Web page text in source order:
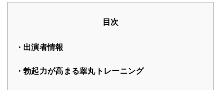
目次
出演者情報
勃起力が高まる睾丸トレーニング